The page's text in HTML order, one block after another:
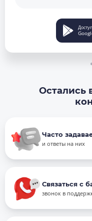
Остались
Часто
и ответы на них
Связаться с
звонок в